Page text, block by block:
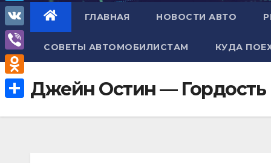
ГЛАВНАЯ НОВОСТИ АВТО
СОВЕТЫ АВТОМОБИЛИСТАМ КУДА
Джейн Остин —
h
a
A
T
e
l
e
g
V
K
V
i
b
e
O